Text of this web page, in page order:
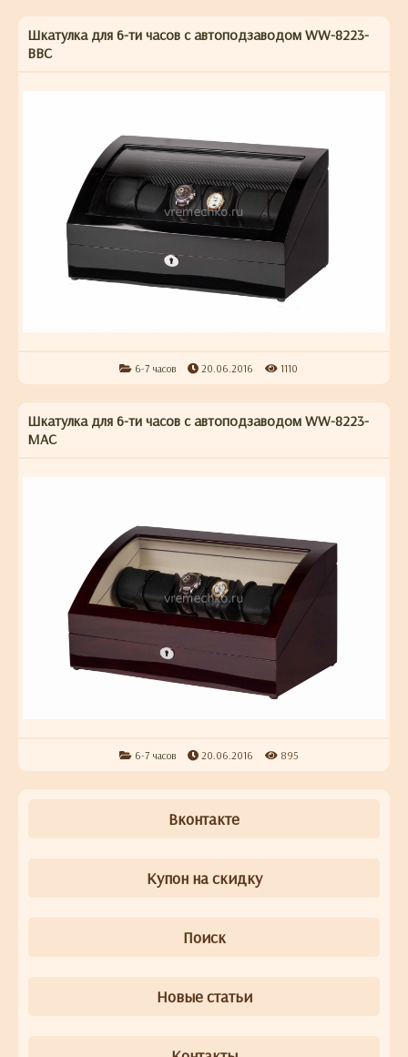
Шкатулка для 6-ти часов с автоподзаводом WW-8223-
BBC
6-7 часов 20.06.2016 1110
Шкатулка для 6-ти часов с автоподзаводом WW-8223-
MAС
6-7 часов 20.06.2016 895
Вконтакте
Купон на скидку
Поиск
Новые статьи